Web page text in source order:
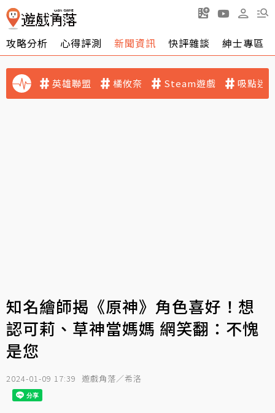
攻略分析 心得評測 新聞資訊 快評雜談 紳士專區
英雄聯盟 橘攸奈 Steam遊戲 吸點迷
知名繪師揭《原神》角色喜好！想
認可莉、草神當媽媽 網笑翻：不愧
是您
2024-01-09 17:39 遊戲角落／希洛